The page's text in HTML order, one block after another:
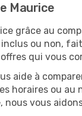
Maurice
grâce au
ou non,
qui vous
aide à
horaires ou
vous